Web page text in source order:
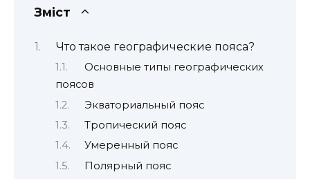
Зміст
Что такое географические пояса?
Основные типы географических
поясов
Экваториальный пояс
Тропический пояс
Умеренный пояс
Полярный пояс